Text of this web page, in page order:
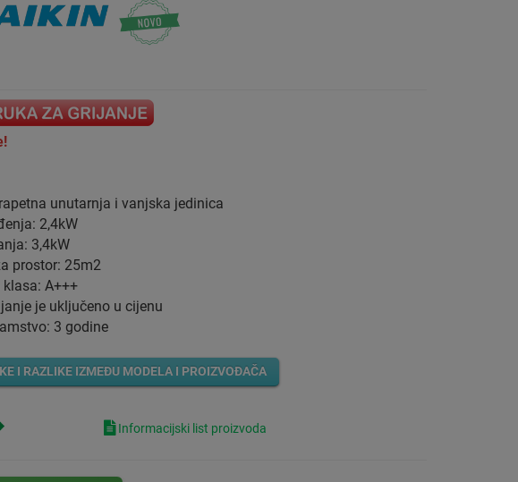
unutarnja i vanjska jedinica
2,4kW
3,4kW
prostor: 25m2
klasa: A+++
je uključeno u cijenu
3 godine
I RAZLIKE IZMEĐU MODELA I PROIZVOĐAČA
Informacijski list proizvoda